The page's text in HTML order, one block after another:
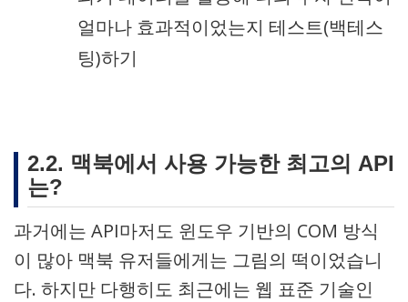
얼마나 효과적이었는지 테스트(백테스
팅)하기
2.2. 맥북에서 사용 가능한 최고의 API
는?
과거에는 API마저도 윈도우 기반의 COM 방식
이 많아 맥북 유저들에게는 그림의 떡이었습니
다. 하지만 다행히도 최근에는 웹 표준 기술인